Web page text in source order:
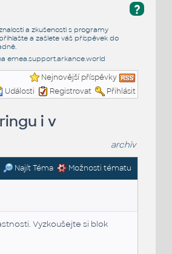
?
a zkušenosti s programy
a zašlete váš příspěvek do
.
emea.support.arkance.world
Nejnovější příspěvky
Události Registrovat Přihlásit
i v
archiv
Najít Téma Možnosti tématu
Vyzkoušejte si blok